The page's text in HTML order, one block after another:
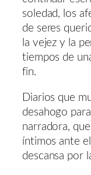
soledad, los
de seres
la vejez y la
tiempos de
fin.
Diarios que
desahogo
narradora,
íntimos ante
descansa por